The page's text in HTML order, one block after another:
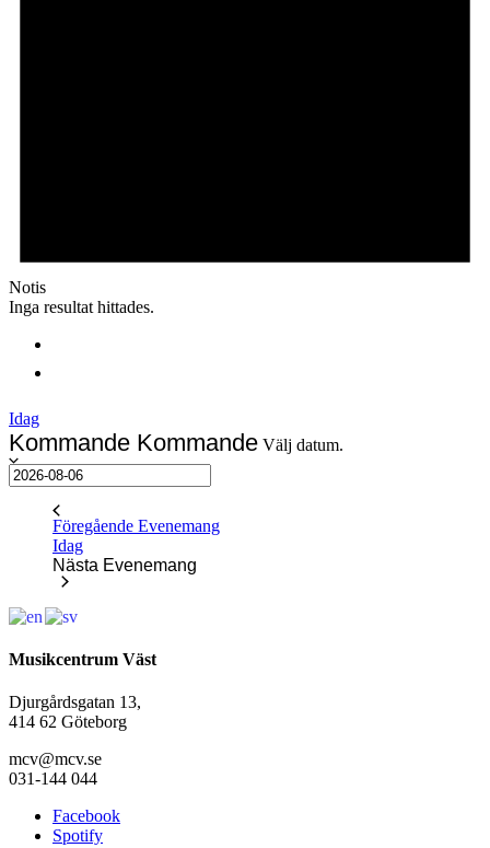
Notis
Inga resultat hittades.
Idag
Kommande Kommande Välj datum.
Föregående Evenemang
Idag
Nästa Evenemang
Musikcentrum Väst
Djurgårdsgatan 13,
414 62 Göteborg
mcv@mcv.se
031-144 044
Facebook
Spotify